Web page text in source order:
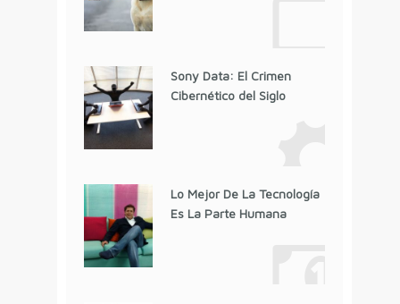
Sony Data: El Crimen
Cibernético del Siglo
Lo Mejor De La Tecnología
Es La Parte Humana